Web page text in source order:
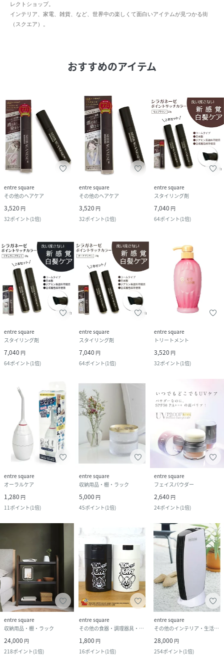
レクトショップ。
インテリア、家電、雑貨、など、世界中の楽しくて面白いアイテムが見つかる街
（スクエア）。
おすすめのアイテム
entre square
その他のヘアケア
3,520 円
32ポイント(1倍)
entre square
その他のヘアケア
3,520 円
32ポイント(1倍)
entre square
スタイリング剤
7,040 円
64ポイント(1倍)
entre square
スタイリング剤
7,040 円
64ポイント(1倍)
entre square
スタイリング剤
7,040 円
64ポイント(1倍)
entre square
トリートメント
3,520 円
32ポイント(1倍)
entre square
オーラルケア
1,280 円
11 ポイント(1倍)
entre square
収納用品・棚・ラック
5,000 円
45ポイント(1倍)
entre square
フェイスパウダー
2,640 円
24ポイント(1倍)
entre square
収納用品・棚・ラック
24,000 円
218ポイント(1倍)
entre square
その他の食器・調理器具・キッチン用品
1,800 円
16ポイント(1倍)
entre square
その他のインテリア・生活雑貨
28,000 円
254ポイント(1倍)